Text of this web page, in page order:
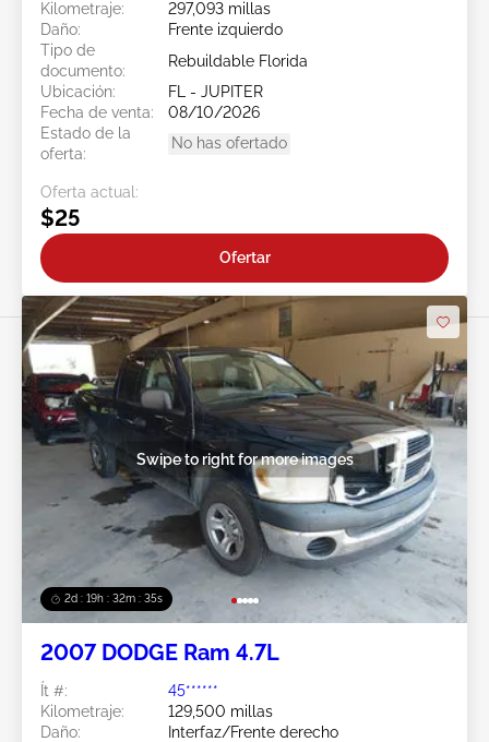
Kilometraje:
297,093 millas
Daño:
Frente izquierdo
Tipo de
documento:
Rebuildable Florida
Ubicación:
FL - JUPITER
Fecha de venta:
08/10/2026
Estado de la
oferta:
No has ofertado
Oferta actual:
$25
Ofertar
2d : 19h : 32m : 32s
Swipe to right for more images
2007 DODGE Ram 4.7L
Ít #:
45******
Kilometraje:
129,500 millas
Daño:
Interfaz/Frente derecho